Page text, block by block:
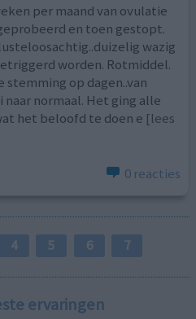
per maand van ovulatie
en toen gestopt.
wazig
worden. Rotmiddel.
stemming op dagen..van
naar normaal. Het ging alle
het beloofd te doen e [lees
0 reacties
4 5 6 7
ervaringen